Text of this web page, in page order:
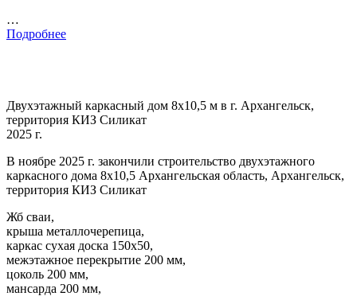
…
Подробнее
Двухэтажный каркасный дом 8х10,5 м в г. Архангельск,
территория КИЗ Силикат
2025 г.
В ноябре 2025 г. закончили строительство двухэтажного
каркасного дома 8х10,5 Архангельская область, Архангельск,
территория КИЗ Силикат
Жб сваи,
крыша металлочерепица,
каркас сухая доска 150х50,
межэтажное перекрытие 200 мм,
цоколь 200 мм,
мансарда 200 мм,